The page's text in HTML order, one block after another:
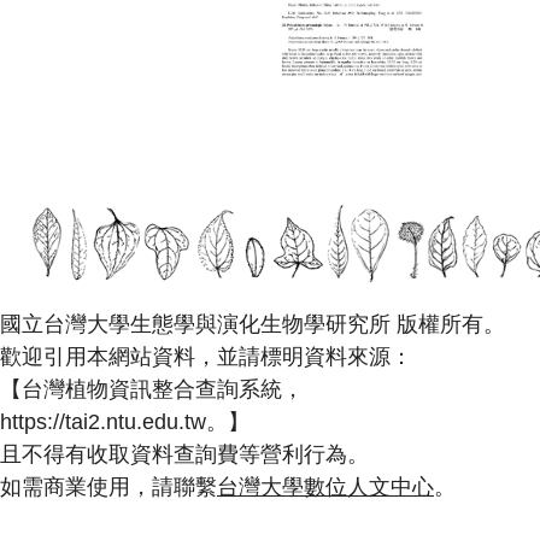
國立台灣大學生態學與演化生物學研究所 版權所有。
歡迎引用本網站資料，並請標明資料來源：
【台灣植物資訊整合查詢系統，
https://tai2.ntu.edu.tw。】
且不得有收取資料查詢費等營利行為。
如需商業使用，請聯繫台灣大學數位人文中心。